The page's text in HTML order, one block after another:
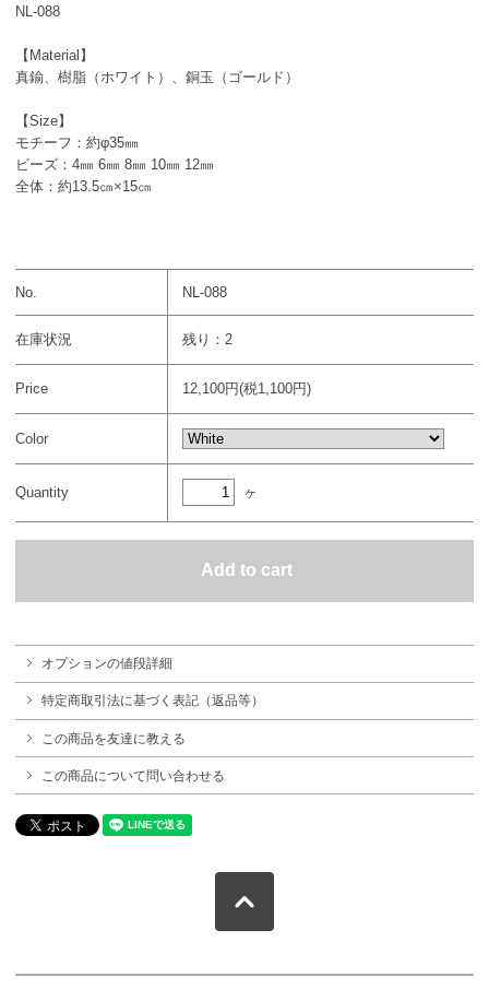
NL-088
【Material】
真鍮、樹脂（ホワイト）、銅玉（ゴールド）
【Size】
モチーフ：約φ35㎜
ビーズ：4㎜ 6㎜ 8㎜ 10㎜ 12㎜
全体：約13.5㎝×15㎝
No. NL-088
在庫状況 残り：2
Price 12,100円(税1,100円)
Color
Quantity ヶ
オプションの値段詳細
特定商取引法に基づく表記（返品等）
この商品を友達に教える
この商品について問い合わせる